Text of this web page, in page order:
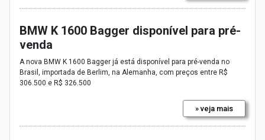
BMW K 1600 Bagger disponível para pré-
venda
A nova BMW K 1600 Bagger já está disponível para pré-venda no
Brasil, importada de Berlim, na Alemanha, com preços entre R$
306.500 e R$ 326.500
» veja mais